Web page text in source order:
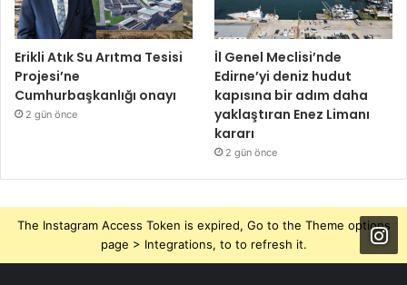
Erikli Atık Su Arıtma Tesisi
Projesi’ne
Cumhurbaşkanlığı onayı
2 gün önce
İl Genel Meclisi’nde
Edirne’yi deniz hudut
kapısına bir adım daha
yaklaştıran Enez Limanı
kararı
2 gün önce
The Instagram Access Token is expired, Go to the Theme options
page > Integrations, to to refresh it.